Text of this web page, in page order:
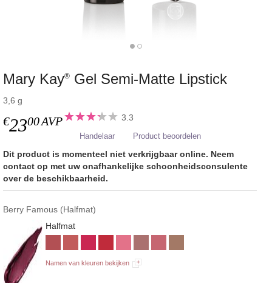
Mary Kay® Gel Semi-Matte Lipstick
3,6 g
€2300AVP 3.3
Handelaar Product beoordelen
Dit product is momenteel niet verkrijgbaar online. Neem
contact op met uw onafhankelijke schoonheidsconsulente
over de beschikbaarheid.
Berry Famous (Halfmat)
Halfmat
Namen van kleuren bekijken